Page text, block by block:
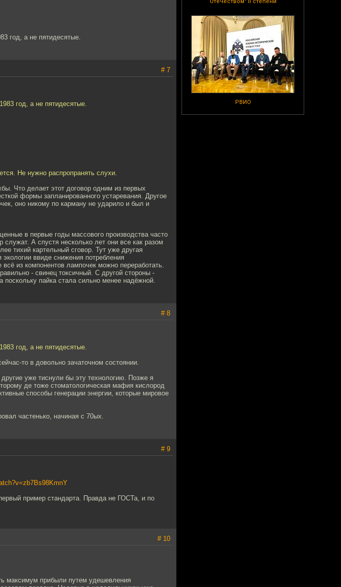
РВИО
год, а не пятидесятые.
# 7
год, а не пятидесятые.
Не нужно распропранять слухи.
Что делает этот договор одним из первых
формы запланированного устаревания. Другое
оно никому по карману не ударило и был и
в первые годы массового производства часто
А спустя несколько лет они все как разом
тихий картельный сговор. Тут уже другая
ввиде снижения потребления
из компонентов лампочек можно переработать.
- свинец токсичный. С другой стороны -
поскольку пайка стала сильно менее надёжной.
# 8
год, а не пятидесятые.
то в довольно зачаточном состоянии.
уже тиснули бы эту технологию. Позже я
де тоже стоматологическая мафия кислород
способы генерации энергии, которые мировое
частенько, начиная с 70ых.
# 9
пример стандарта. Правда не ГОСТа, и по
# 10
максимум прибыли путем удешевления